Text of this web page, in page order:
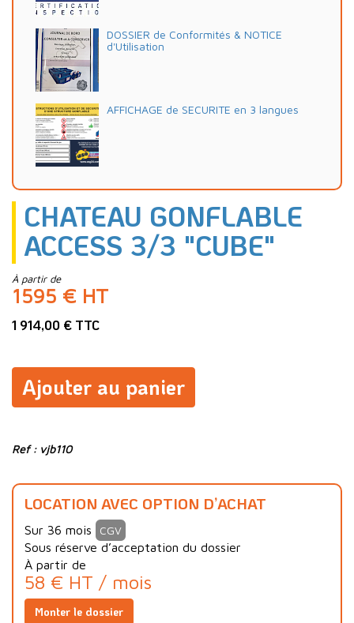
DOSSIER de Conformités & NOTICE
d'Utilisation
AFFICHAGE de SECURITE en 3 langues
CHATEAU GONFLABLE
ACCESS 3/3 "CUBE"
À partir de
1595 € HT
1 914,00 € TTC
Ajouter au panier
Ref : vjb110
LOCATION AVEC OPTION D’ACHAT
Sur 36 mois CGV
Sous réserve d’acceptation du dossier
À partir de
58 € HT / mois
Monter le dossier